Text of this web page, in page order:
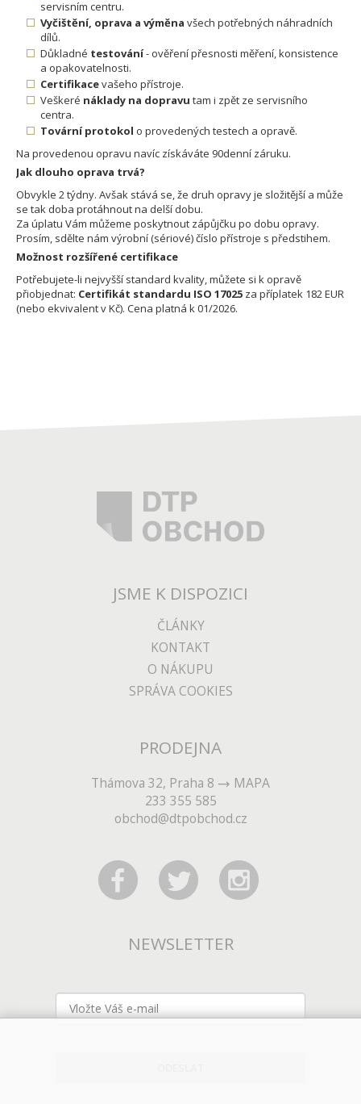
servisním centru.
Vyčištění, oprava a výměna všech potřebných náhradních
dílů.
Důkladné testování- ověření přesnosti měření, konsistence
a opakovatelnosti.
Certifikacevašeho přístroje.
Veškeré náklady na dopravu tam i zpět ze servisního
centra.
Tovární protokol o provedených testech a opravě.
Na provedenou opravu navíc získáváte 90denní záruku.
Jak dlouho oprava trvá?
Obvykle 2 týdny. Avšak stává se, že druh opravy je složitější a může
se tak doba protáhnout na delší dobu.
Za úplatu Vám můžeme poskytnout zápůjčku po dobu opravy.
Prosím, sdělte nám výrobní (sériové) číslo přístroje s předstihem.
Možnost rozšířené certifikace
Potřebujete-li nejvyšší standard kvality, můžete si k opravě
přiobjednat: Certifikát standardu ISO 17025 za příplatek 182 EUR
(nebo ekvivalent v Kč). Cena platná k 01/2026.
JSME K DISPOZICI
ČLÁNKY
KONTAKT
O NÁKUPU
SPRÁVA COOKIES
PRODEJNA
Thámova 32, Praha 8
MAPA
233 355 585
obchod@dtpobchod.cz
NEWSLETTER